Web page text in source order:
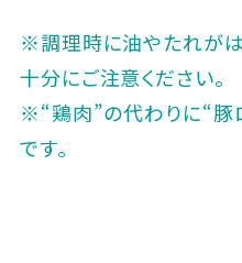
※調理時に油やたれがは
十分にご注意ください。
※“鶏肉”の代わりに“豚
です。